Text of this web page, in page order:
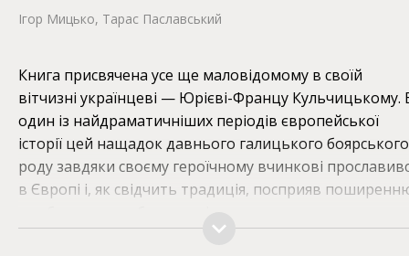
Ігор Мицько, Тарас Паславський
Книга присвячена усе ще маловідомому в своїй
вітчизні українцеві — Юрієві-Францу Кульчицькому.
один із найдраматичніших періодів європейської
історії цей нащадок давнього галицького боярського
роду завдяки своєму героїчному вчинкові
в Європі і, як свідчить традиція, посприяв
Численні документальні свідчення, ілюстрації,